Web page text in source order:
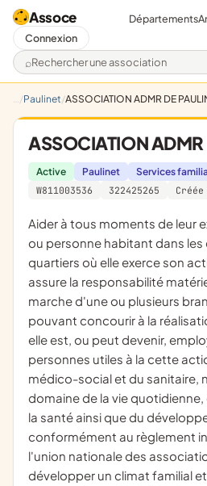
Assoce
Rechercher une association
Départements
Connexion
Paulinet ASSOCIATION ADMR DE
ASSOCIATION ADMR
Active Paulinet Services
W811003536
322425265
aider à tous moments de leur existence toute famille
ou personne habitant dans
quartiers où elle exerce son
assure la responsabilité
marche d'une ou plusieurs
pouvant concourir à la
elle est, ou peut devenir,
personnes utiles à la cette
médico-social et du sanitaire,
domaine de la vie
la santé ainsi que du
conformément au règlement
l'union nationale des
développer un climat familial